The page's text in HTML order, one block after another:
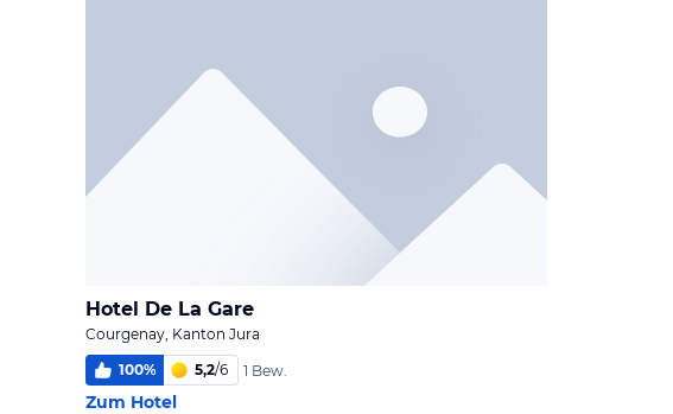
Hotel De La Gare
Courgenay, Kanton Jura
100% 5,2/6 1 Bew.
Zum Hotel